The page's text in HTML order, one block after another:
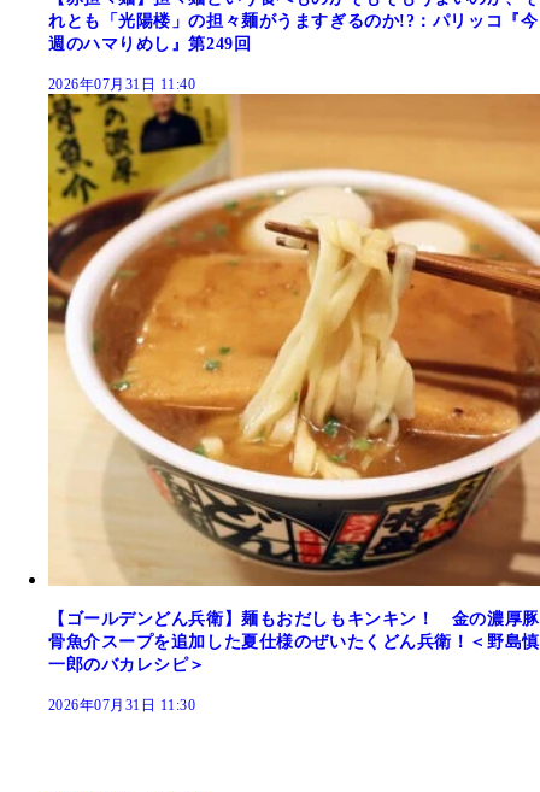
れとも「光陽楼」の担々麺がうますぎるのか!?：パリッコ『今
週のハマりめし』第249回
2026年07月31日 11:40
【ゴールデンどん兵衛】麺もおだしもキンキン！ 金の濃厚豚
骨魚介スープを追加した夏仕様のぜいたくどん兵衛！＜野島慎
一郎のバカレシピ＞
2026年07月31日 11:30